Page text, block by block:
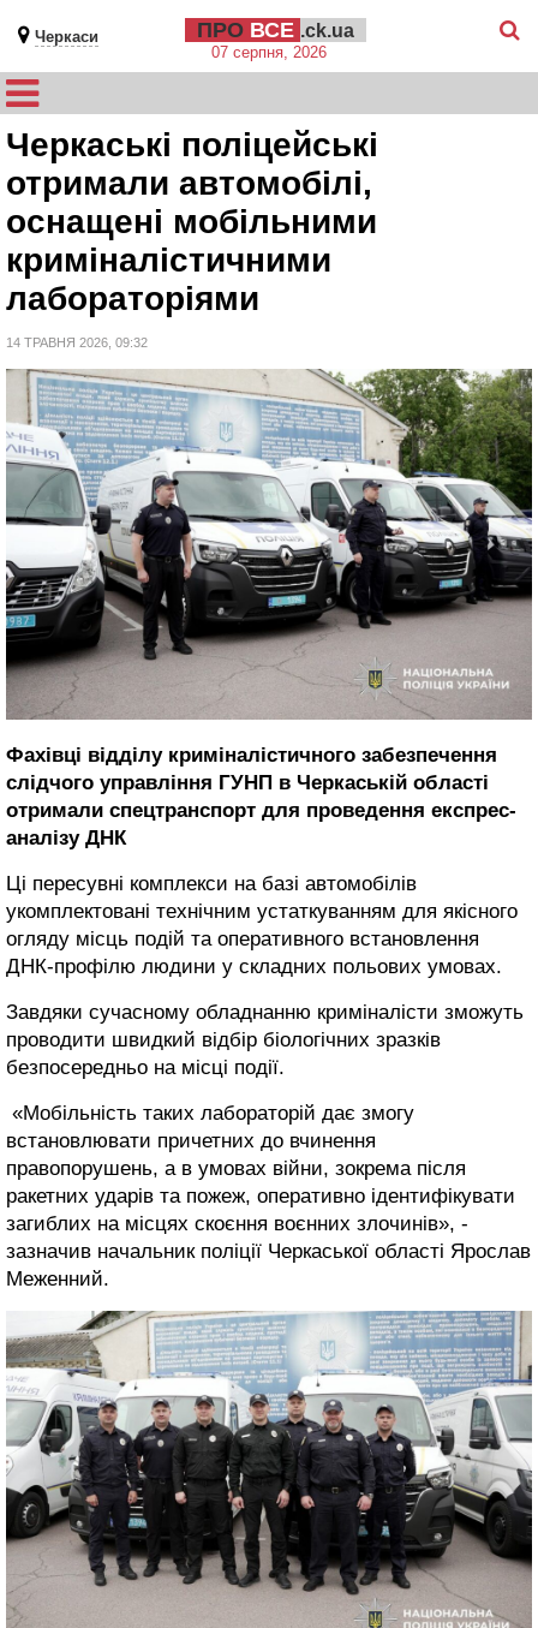
Черкаси ПРО ВСЕ .ck.ua
07 серпня, 2026
Черкаські поліцейські
отримали автомобілі,
оснащені мобільними
криміналістичними
лабораторіями
14 ТРАВНЯ 2026, 09:32
Фахівці відділу криміналістичного забезпечення
слідчого управління ГУНП в Черкаській області
отримали спецтранспорт для проведення експрес-
аналізу ДНК
Ці пересувні комплекси на базі автомобілів
укомплектовані технічним устаткуванням для якісного
огляду місць подій та оперативного встановлення
ДНК-профілю людини у складних польових умовах.
Завдяки сучасному обладнанню криміналісти зможуть
проводити швидкий відбір біологічних зразків
безпосередньо на місці події.
«Мобільність таких лабораторій дає змогу
встановлювати причетних до вчинення
правопорушень, а в умовах війни, зокрема після
ракетних ударів та пожеж, оперативно ідентифікувати
загиблих на місцях скоєння воєнних злочинів», -
зазначив начальник поліції Черкаської області Ярослав
Меженний.